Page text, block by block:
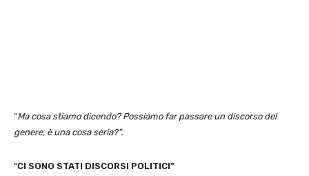
“Ma cosa stiamo dicendo? Possiamo far passare un discorso del
genere, è una cosa seria?”.
“CI SONO STATI DISCORSI POLITICI”